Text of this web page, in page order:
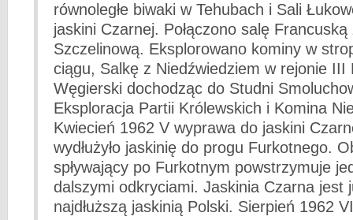
równoległe biwaki w Tehubach i Sali
jaskini Czarnej. Połączono salę Francuską
Szczelinową. Eksplorowano kominy w
ciągu, Salkę z Niedźwiedziem w rejonie III
Węgierski dochodząc do Studni
Eksploracja Partii Królewskich i Komina
Kwiecień 1962 V wyprawa do jaskini
wydłużyło jaskinię do progu Furkotnego.
spływający po Furkotnym powstrzymuje
dalszymi odkryciami. Jaskinia Czarna jest
najdłuższą jaskinią Polski. Sierpień 1962